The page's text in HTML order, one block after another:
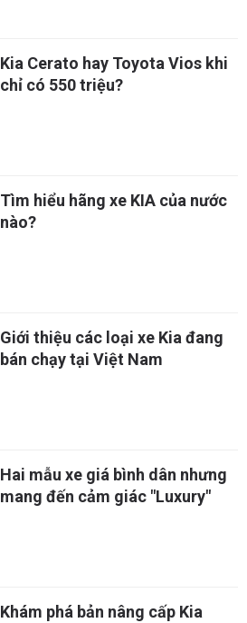
Kia Cerato hay Toyota Vios khi
chỉ có 550 triệu?
Tìm hiểu hãng xe KIA của nước
nào?
Giới thiệu các loại xe Kia đang
bán chạy tại Việt Nam
Hai mẫu xe giá bình dân nhưng
mang đến cảm giác "Luxury"
Khám phá bản nâng cấp Kia